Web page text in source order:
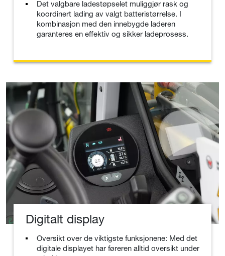
Det valgbare ladestøpselet muliggjør rask og
koordinert lading av valgt batteristørrelse. I
kombinasjon med den innebygde laderen
garanteres en effektiv og sikker ladeprosess.
Digitalt display
Oversikt over de viktigste funksjonene: Med det
digitale displayet har føreren alltid oversikt under